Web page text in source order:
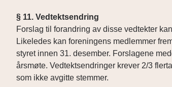
§ 11. Vedtektsendring
Forslag til forandring av disse vedtekter
Likeledes kan foreningens medlemmer
styret innen 31. desember. Forslagene
årsmøte. Vedtektsendringer krever 2/3
som ikke avgitte stemmer.